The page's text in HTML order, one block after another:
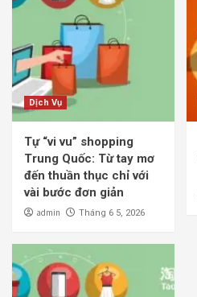
Dịch Vụ
Tự “vi vu” shopping
Trung Quốc: Từ tay mơ
đến thuần thục chỉ với
vài bước đơn giản
admin Tháng 6 5, 2026